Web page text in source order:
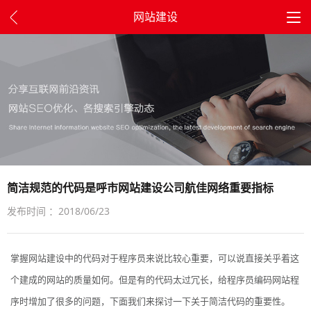
网站建设
简洁规范的代码是呼市网站建设公司航佳网络重要指标
发布时间 ：2018/06/23
掌握网站建设中的代码对于程序员来说比较心重要，可以说直接关乎着这
个建成的网站的质量如何。但是有的代码太过冗长，给程序员编码网站程
序时增加了很多的问题，下面我们来探讨一下关于简洁代码的重要性。